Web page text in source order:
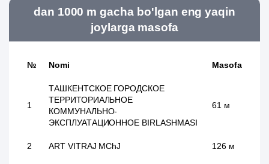
dan 1000 m gacha bo'lgan eng yaqin
joylarga masofa
№ Nomi Masofa
1
ТАШКЕНТСКОЕ ГОРОДСКОЕ
ТЕРРИТОРИАЛЬНОЕ
КОММУНАЛЬНО-
ЭКСПЛУАТАЦИОННОЕ BIRLASHMASI
61 м
2 ART VITRAJ MChJ 126 м